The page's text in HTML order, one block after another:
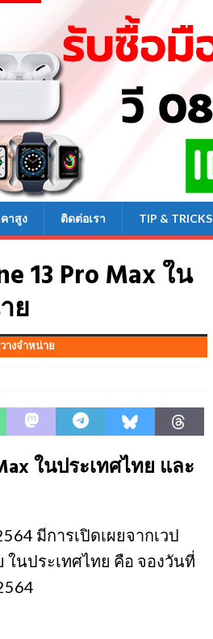
าสูง ติดต่อเรา TIP & TRICKS
13 Pro Max ใน
ย
างจำหน่าย
ในประเทศไทย และ
มีการเปิดเผยจากเวป
ในประเทศไทย คือ จองวันที่